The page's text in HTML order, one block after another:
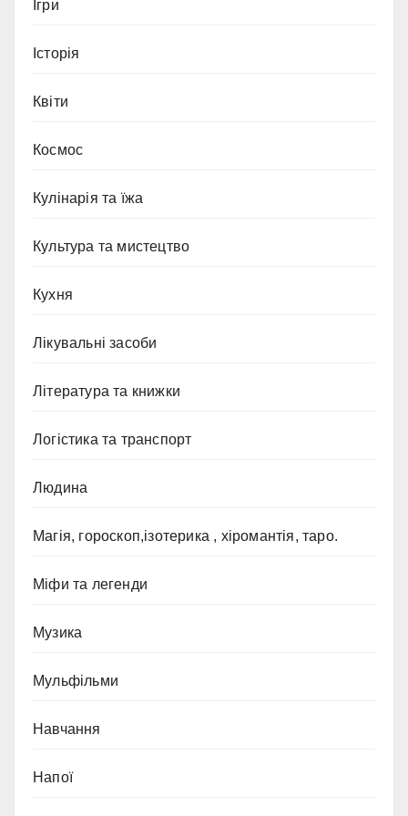
Ігри
Історія
Квіти
Космос
Кулінарія та їжа
Культура та мистецтво
Кухня
Лікувальні засоби
Література та книжки
Логістика та транспорт
Людина
Магія, гороскоп,ізотерика , хіромантія, таро.
Міфи та легенди
Музика
Мульфільми
Навчання
Напої